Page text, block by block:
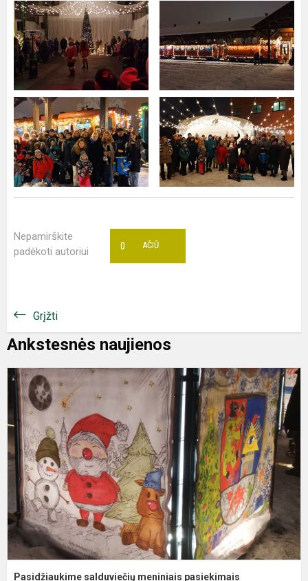
Nepamirškite
padėkoti autoriui
AČIŪ
0
Grįžti
Ankstesnės naujienos
Pasidžiaukime salduviečių meniniais pasiekimais